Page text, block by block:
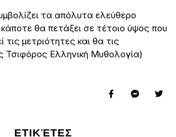
τα απόλυτα ελεύθερο
θα πετάξει σε τέτοιο ύψος που
τις μετριότητες και θα τις
Τσιφόρος Ελληνική Μυθολογία)
ΕΤΙΚΈΤΕΣ